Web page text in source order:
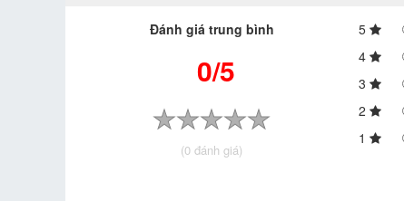
Đánh giá trung bình
0/5
(0 đánh giá)
5
4
3
2
1